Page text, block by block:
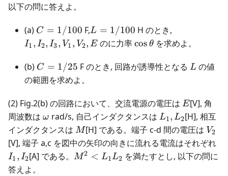
以下の問に答えよ。
(a) C =
1/100
C = 1/100 F,L =
1/100
L = 1/100 H のとき,
I1 , I2, I3, V1 , V2, E のに力率\cos\theta
cos θ を求めよ。
(b) C =
1/25
C = 1/25 F のとき, 回路が誘導性となるL
L の値
の範囲を求めよ。
(2) Fig.2(b) の回路において、交流電源の電圧は E
E[V], 角
周波数は \omega
ω rad/s, 自己インダクタンスは L_1,L_2
L1, L2[H], 相互
インダクタンスは M
M[H] である。端子 c-d 間の電圧は V_2
V2
[V], 端子 a,c を図中の矢印の向きに流れる電流はそれぞれ
I1 , I2[A] である。M^2 <
M2 < L1L2 を満たすとし, 以下の問に
答えよ。